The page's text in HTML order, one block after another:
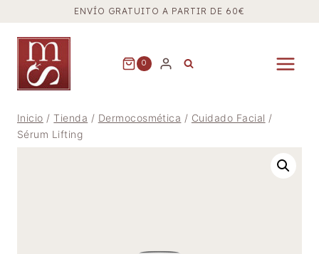
contenido
ENVÍO GRATUITO A PARTIR DE 60€
0
Inicio / Tienda / Dermocosmética / Cuidado Facial /
Sérum Lifting